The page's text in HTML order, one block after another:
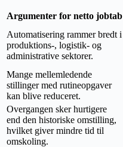
Argumenter for netto jobtab
Automatisering rammer bredt i
produktions-, logistik- og
administrative sektorer.
Mange mellemledende
stillinger med rutineopgaver
kan blive reduceret.
Overgangen sker hurtigere
end den historiske omstilling,
hvilket giver mindre tid til
omskoling.